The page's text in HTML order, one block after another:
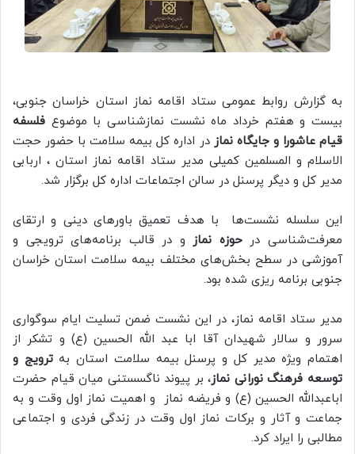
به گزارش روابط عمومی ستاد اقامه نماز استان خراسان جنوبی،
بیست و هفتم خرداد ماه نشست‌ نماز‌شناسی با موضوع فلسفه
قیام عاشورا و جایگاه نماز در اداره کل بیمه سلامت با حضور حجت
الاسلام و المسلمین کمیلی مدیر ستاد اقامه نماز استان ، اربابی
مدیر کل و دیگر پرسنل در سالن اجتماعات اداره کل برگزار شد.
این سلسله نشست‌ها با هدف تعمیق باورهای دینی و ارتقای
معرفت‌شناسی درحوزه نماز
و در قالب برنامه‌های ترویجی و
آموزشی در سطح بخش‌های مختلف بیمه سلامت استان خراسان
جنوبی برنامه ریزی شده بود.
مدیر ستاد اقامه نماز، در این نشست ضمن تسلیت ایام سوگواری
سرور و سالار شهیدان آقا ابا عبد الله الحسین (ع) و تشکر از
اهتمام ویژه مدیر کل و پرسنل بیمه سلامت استان بهترویج و
توسعه فرهنگ نورانی نماز، بر پیوند ناگسستنی میان قیام حضرت
اباعبدالله الحسین (ع) و فریضه نماز و اهمیت نماز اول وقت و به
جماعت و آثار و برکات نماز اول وقت در زندگی فردی و اجتماعی
مطالبی را ایراد کرد.